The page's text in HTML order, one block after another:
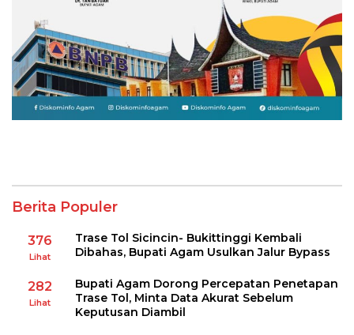
Berita Populer
376
Lihat
Trase Tol Sicincin- Bukittinggi Kembali
Dibahas, Bupati Agam Usulkan Jalur Bypass
282
Lihat
Bupati Agam Dorong Percepatan Penetapan
Trase Tol, Minta Data Akurat Sebelum
Keputusan Diambil